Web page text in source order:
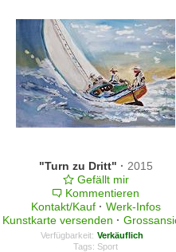
"Turn zu Dritt" · 2015
Gefällt mir
Kommentieren
Kontakt/Kauf · Werk-Infos
Kunstkarte versenden ·
Verfügbarkeit: Verkäuflich
Tags: Sport